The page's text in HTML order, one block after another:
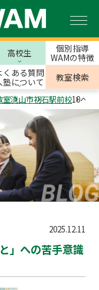
高校生
個別指導
WAMの特徴
くある質問
塾について
教室検索
室流山市初石駅前校10ペー
2025.12.11
」への苦手意識